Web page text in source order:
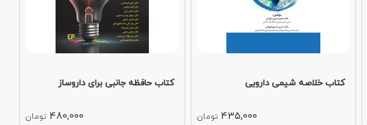
کتاب خلاصه شیمی دارویی
435,000 تومان
کتاب حافظه جانبی برای داروساز
480,000 تومان